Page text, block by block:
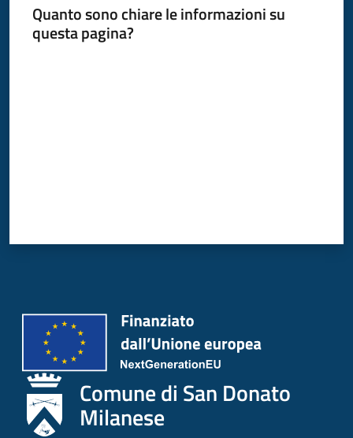
Donato
Milanese
Quanto sono chiare le informazioni su
questa pagina?
Comune di San Donato
Milanese